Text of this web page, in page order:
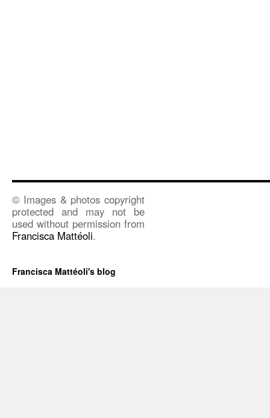
© Images & photos copyright
protected and may not be
used without permission from
Francisca Mattéoli.
Francisca Mattéoli's blog